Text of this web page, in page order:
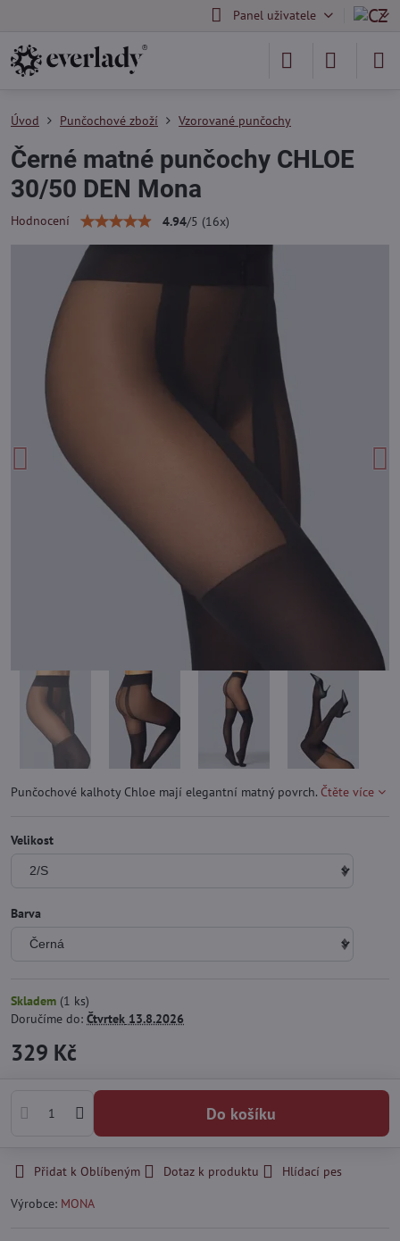
Panel uživatele
Úvod Punčochové zboží Vzorované punčochy
Černé matné punčochy CHLOE
30/50 DEN Mona
Hodnocení 4.94/5 (16x)
Punčochové kalhoty Chloe mají elegantní matný povrch. Čtěte více
Velikost
Barva
Skladem (1 ks)
Doručíme do: Čtvrtek 13.8.2026
329 Kč
Do košíku
Přidat k Oblíbeným Dotaz k produktu
Hlídací pes
Výrobce: MONA